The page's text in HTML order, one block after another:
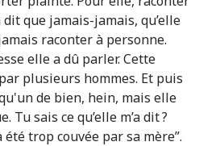
dit que jamais-jamais, qu’elle
raconter à personne.
elle a dû parler. Cette
plusieurs hommes. Et puis
de bien, hein, mais elle
Tu sais ce qu’elle m’a dit ?
été trop couvée par sa mère”.